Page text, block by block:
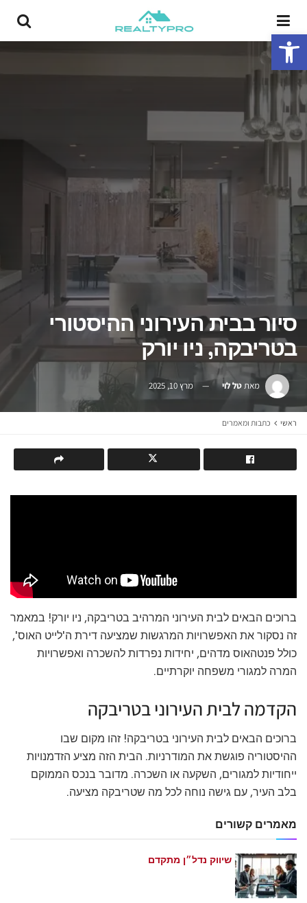
פתח סרגל נגישות
סיור בבית העירוני ההיסטורי
בטריבקה, ניו יורק
מאתטל לוי מרץ 10, 2025
ראשי כתבות ומאמרים
ברוכים הבאים לבית העירוני המרהיב בטריבקה, ניו יורק! במאמר
זה נסקור את האפשרויות המרגשות שמציעה דירת ה'לייט האוס',
כולל פנטהאוס מדהים, יחידות נפרדות להשכרה ואפשרויות
המרה למגורי משפחה יוקרתיים.
הקדמה לבית העירוני בטריבקה
ברוכים הבאים לבית העירוני בטריבקה! זהו מקום שבו
ההיסטוריה פוגשת את המודרניות. הבית הזה מציע הזדמנויות
ייחודיות למגורים, השקעה או השכרה. מדובר בנכס הממוקם
בלב העיר, עם גישה נוחה לכל מה שטריבקה מציעה.
מאמרים קשורים
שיווק נדל״ן מתקדם